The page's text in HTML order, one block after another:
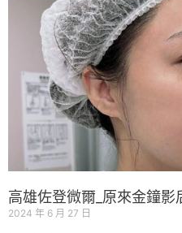
高雄佐登微爾_原來金鐘
2024 年 6 月 27 日